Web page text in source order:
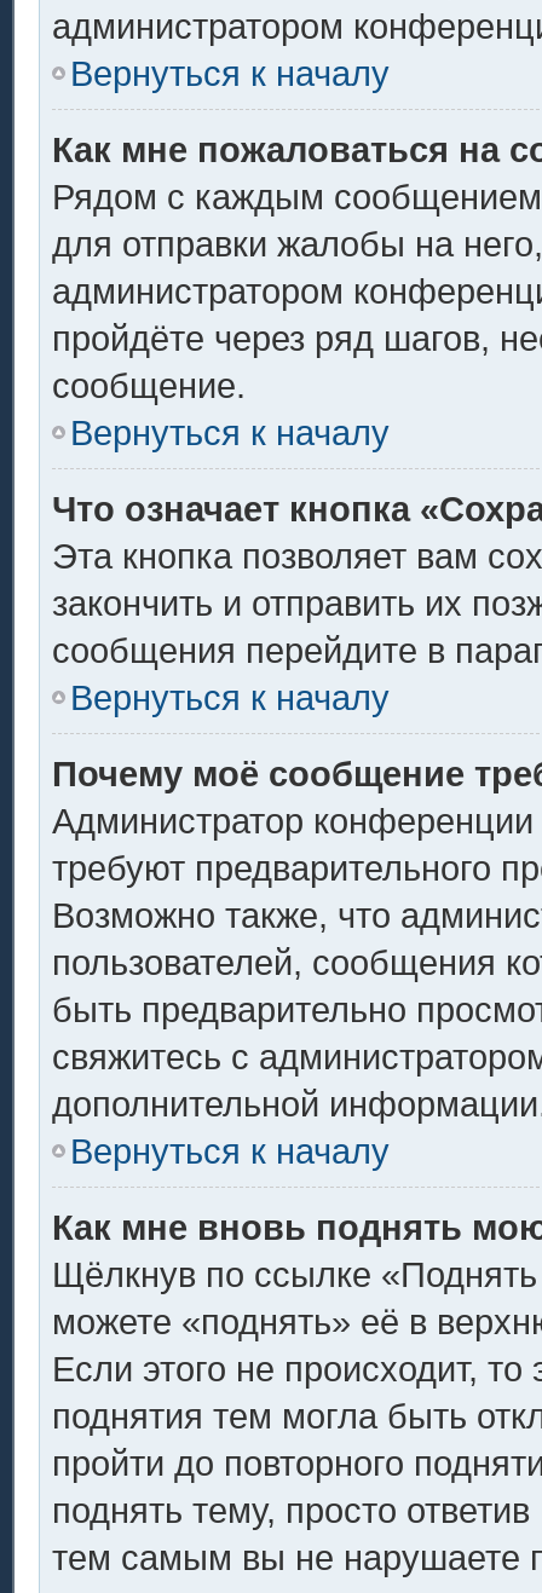
администратором
Вернуться к началу
Как мне пожаловаться на
Рядом с каждым сообщением
для отправки жалобы на
администратором
пройдёте через ряд шагов,
сообщение.
Вернуться к началу
Что означает кнопка
Эта кнопка позволяет вам
закончить и отправить их
сообщения перейдите в
Вернуться к началу
Почему моё сообщение
Администратор
требуют предварительного
Возможно также, что
пользователей, сообщения
быть предварительно
свяжитесь с
дополнительной
Вернуться к началу
Как мне вновь поднять
Щёлкнув по ссылке
можете «поднять» её в
Если этого не происходит, то
поднятия тем могла быть
пройти до повторного
поднять тему, просто
тем самым вы не нарушаете